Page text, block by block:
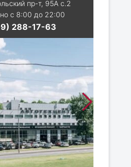
пр-т, 95А с.2
с 8:00 до 22:00
288-17-63